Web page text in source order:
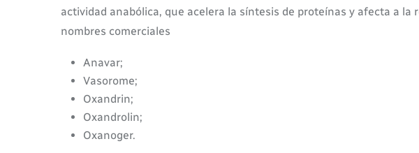
actividad anabólica, que acelera la síntesis de proteínas y afecta a
nombres comerciales
Anavar;
Vasorome;
Oxandrin;
Oxandrolin;
Oxanoger.